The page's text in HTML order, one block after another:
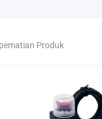
Produk